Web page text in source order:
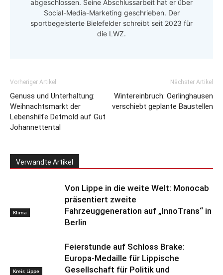
abgeschlossen. Seine Abschlussarbeit hat er über
Social-Media-Marketing geschrieben. Der
sportbegeisterte Bielefelder schreibt seit 2023 für
die LWZ.
Vorheriger Artikel
Genuss und Unterhaltung:
Weihnachtsmarkt der
Lebenshilfe Detmold auf Gut
Johannettental
Nächster Artikel
Wintereinbruch: Oerlinghausen
verschiebt geplante Baustellen
Verwandte Artikel
Klima
Von Lippe in die weite Welt: Monocab
präsentiert zweite
Fahrzeuggeneration auf „InnoTrans“ in
Berlin
Kreis Lippe
Feierstunde auf Schloss Brake:
Europa-Medaille für Lippische
Gesellschaft für Politik und